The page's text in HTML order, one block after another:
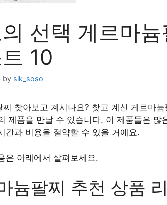
선택 게르마
10
by sik_soso
찌 찾아보고 계시나요? 찾고 계신 게르마
제품을 만날 수 있습니다. 이 제품들은
간과 비용을 절약할 수 있을 거에요.
은 아래에서 살펴보세요.
늄팔찌 추천 상품